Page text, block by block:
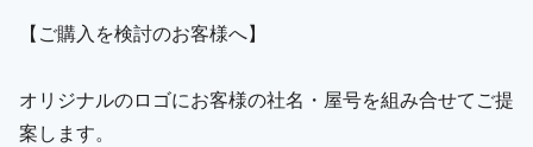
【ご購入を検討のお客様へ】
オリジナルのロゴにお客様の社名・屋号を組み合せてご提
案します。